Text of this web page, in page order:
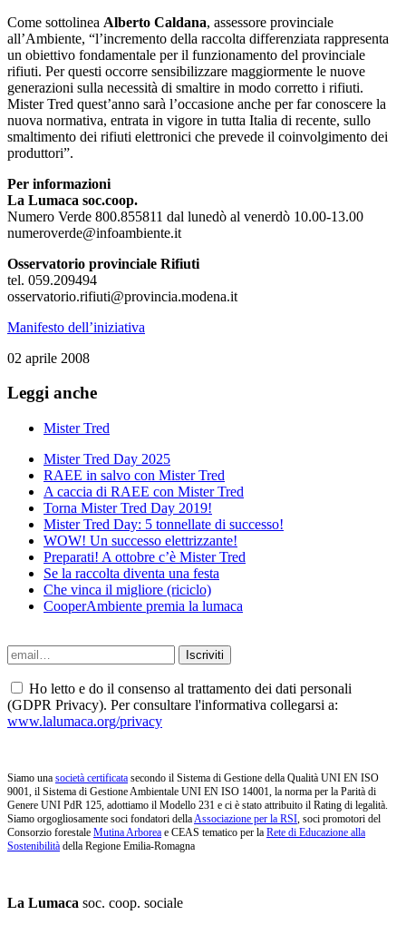
Come sottolinea Alberto Caldana, assessore provinciale
all’Ambiente, “l’incremento della raccolta differenziata rappresenta
un obiettivo fondamentale per il funzionamento del provinciale
rifiuti. Per questi occorre sensibilizzare maggiormente le nuove
generazioni sulla necessità di smaltire in modo corretto i rifiuti.
Mister Tred quest’anno sarà l’occasione anche per far conoscere la
nuova normativa, entrata in vigore in tutta Italia di recente, sullo
smaltimento dei rifiuti elettronici che prevede il coinvolgimento dei
produttori”.
Per informazioni
La Lumaca soc.coop.
Numero Verde 800.855811 dal lunedò al venerdò 10.00-13.00
numeroverde@infoambiente.it
Osservatorio provinciale Rifiuti
tel. 059.209494
osservatorio.rifiuti@provincia.modena.it
Manifesto dell’iniziativa
02 aprile 2008
Leggi anche
Mister Tred
Mister Tred Day 2025
RAEE in salvo con Mister Tred
A caccia di RAEE con Mister Tred
Torna Mister Tred Day 2019!
Mister Tred Day: 5 tonnellate di successo!
WOW! Un successo elettrizzante!
Preparati! A ottobre c’è Mister Tred
Se la raccolta diventa una festa
Che vinca il migliore (riciclo)
CooperAmbiente premia la lumaca
Ho letto e do il consenso al trattamento dei dati personali
(GDPR Privacy). Per consultare l'informativa collegarsi a:
www.lalumaca.org/privacy
Siamo una società certificata secondo il Sistema di Gestione della Qualità UNI EN ISO
9001, il Sistema di Gestione Ambientale UNI EN ISO 14001, la norma per la Parità di
Genere UNI PdR 125, adottiamo il Modello 231 e ci è stato attribuito il Rating di legalità.
Siamo orgogliosamente soci fondatori dellaAssociazione per la RSI, soci promotori del
Consorzio forestale Mutina Arborea e CEAS tematico per la Rete di Educazione alla
Sostenibilità della Regione Emilia-Romagna
La Lumaca soc. coop. sociale